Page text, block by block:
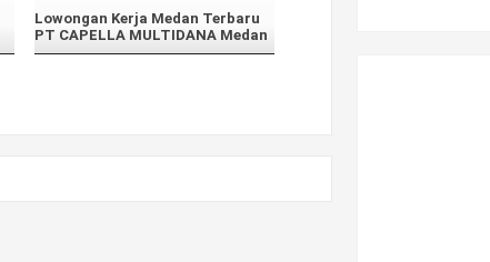
Lowongan Kerja Medan Terbaru
PT CAPELLA MULTIDANA Medan